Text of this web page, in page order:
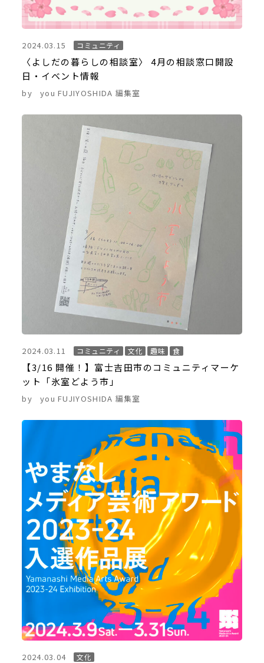
2024.03.15 コミュニティ
〈よしだの暮らしの相談室〉 4月の相談窓口開設
日・イベント情報
by you FUJIYOSHIDA 編集室
2024.03.11 コミュニティ 文化 趣味 食
【3/16 開催！】富士吉田市のコミュニティマーケ
ット「氷室どよう市」
by you FUJIYOSHIDA 編集室
2024.03.04 文化